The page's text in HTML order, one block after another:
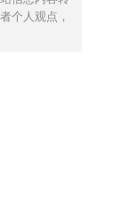
个人观点，